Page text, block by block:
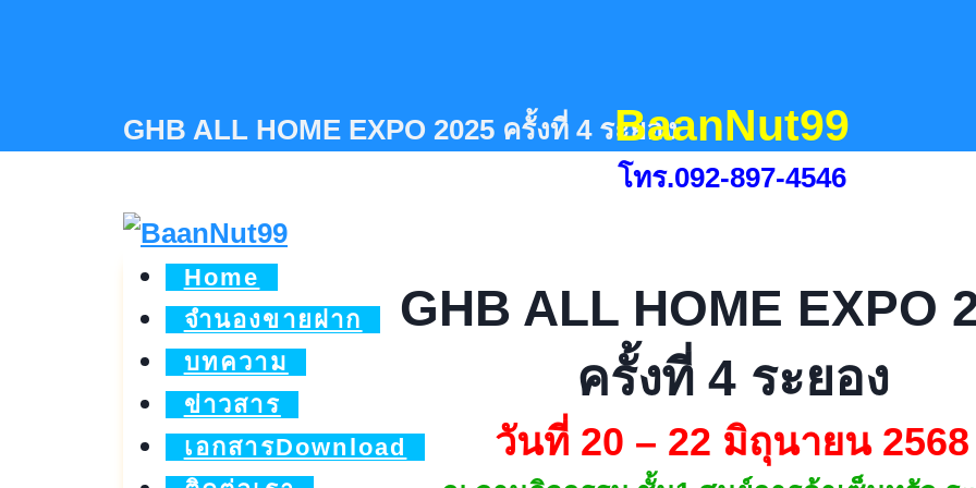
BaanNut99
โทร.092-897-4546
Home
จำนองขายฝาก
บทความ
ข่าวสาร
เอกสารDownload
GHB ALL HOME EXPO 2025 ครั้งที่ 4 ระยอง
GHB ALL HOME EXPO
ครั้งที่ 4 ระยอง
วันที่ 20 – 22 มิถุนายน 2568